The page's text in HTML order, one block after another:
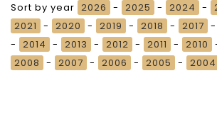
Sort by year 2026 - 2025 - 2024 -
2021 - 2020 - 2019 - 2018 - 2017 -
- 2014 - 2013 - 2012 - 2011 - 2010
2008 - 2007 - 2006 - 2005 - 2004